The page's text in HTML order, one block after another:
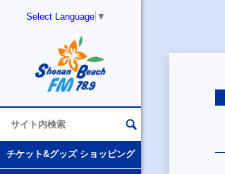
Select Language ▼
チケット&グッズ ショッピング